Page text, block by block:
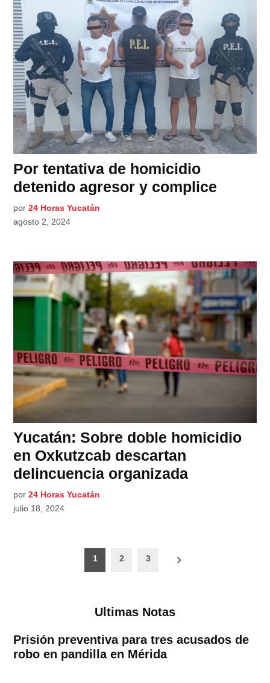
Por tentativa de homicidio
detenido agresor y complice
por 24 Horas Yucatán
agosto 2, 2024
Yucatán: Sobre doble homicidio
en Oxkutzcab descartan
delincuencia organizada
por 24 Horas Yucatán
julio 18, 2024
1 2 3
Ultimas Notas
Prisión preventiva para tres acusados de
robo en pandilla en Mérida